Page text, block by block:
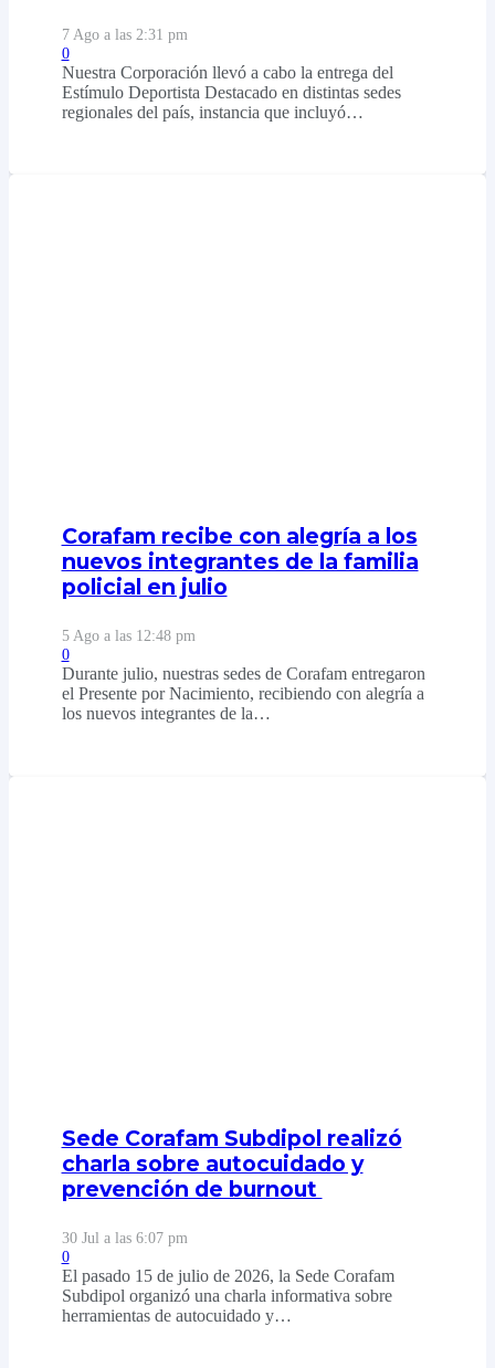
7 Ago a las 2:31 pm
0
Nuestra Corporación llevó a cabo la entrega del
Estímulo Deportista Destacado en distintas sedes
regionales del país, instancia que incluyó…
Corafam recibe con alegría a los
nuevos integrantes de la familia
policial en julio
5 Ago a las 12:48 pm
0
Durante julio, nuestras sedes de Corafam entregaron
el Presente por Nacimiento, recibiendo con alegría a
los nuevos integrantes de la…
Sede Corafam Subdipol realizó
charla sobre autocuidado y
prevención de burnout
30 Jul a las 6:07 pm
0
El pasado 15 de julio de 2026, la Sede Corafam
Subdipol organizó una charla informativa sobre
herramientas de autocuidado y…